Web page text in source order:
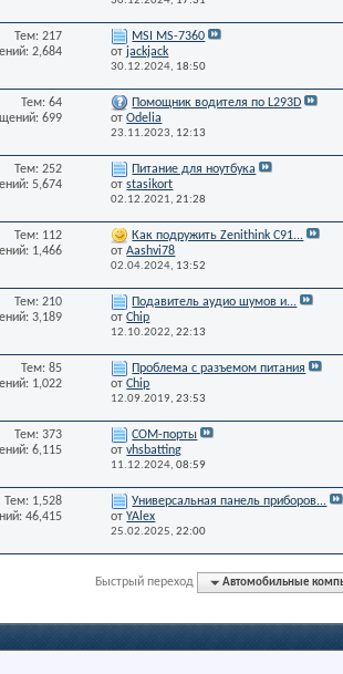
Тем: 217
2,684
MSI MS-7360
от jackjack
30.12.2024, 18:50
Тем: 64
699
Помощник водителя по L293D
отOdelia
23.11.2023, 12:13
Тем: 252
5,674
Питание для ноутбука
отstasikort
02.12.2021,21:28
Тем: 112
1,466
Как подружить Zenithink С91...
отAashvi78
02.04.2024, 13:52
Тем: 210
3,189
Подавитель аудио шумов и...
отChip
12.10.2022,22:13
Тем: 85
1,022
Проблема с разъемом питания
отChip
12.09.2019,23:53
Тем: 373
6,115
СОМ-порты
отvhsbatting
11.12.2024,08:59
Тем: 1,528
46,415
Универсальная панель приборов...
отYAlex
25.02.2025,22:00
Быстрый переход Автомобильные